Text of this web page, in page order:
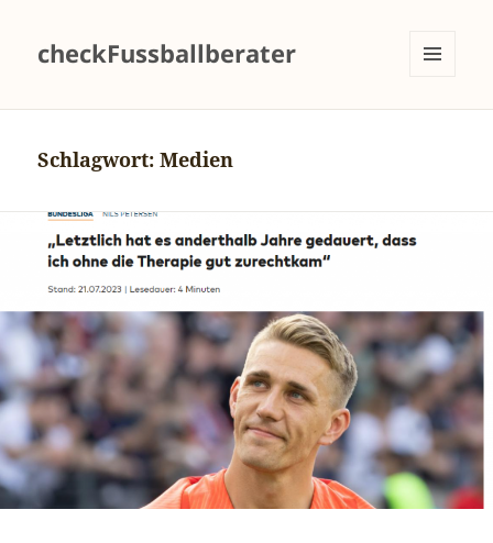
checkFussballberater
UND
Schlagwort:Medien